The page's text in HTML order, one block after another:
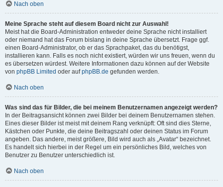
Nach oben
Meine Sprache steht auf diesem Board nicht zur Auswahl!
Meist hat die Board-Administration entweder deine Sprache nicht installiert
oder niemand hat das Forum bislang in deine Sprache übersetzt. Frage ggf.
einen Board-Administrator, ob er das Sprachpaket, das du benötigst,
installieren kann. Falls es noch nicht existiert, würden wir uns freuen, wenn du
es übersetzen würdest. Weitere Informationen dazu können auf der Website
von phpBB Limited oder aufphpBB.de gefunden werden.
Nach oben
Was sind das für Bilder, die bei meinem Benutzernamen angezeigt werden?
In der Beitragsansicht können zwei Bilder bei deinem Benutzernamen stehen.
Eines dieser Bilder ist meist mit deinem Rang verknüpft: Oft sind dies Sterne,
Kästchen oder Punkte, die deine Beitragszahl oder deinen Status im Forum
angeben. Das andere, meist größere, Bild wird auch als „Avatar“ bezeichnet.
Es handelt sich hierbei in der Regel um ein persönliches Bild, welches von
Benutzer zu Benutzer unterschiedlich ist.
Nach oben